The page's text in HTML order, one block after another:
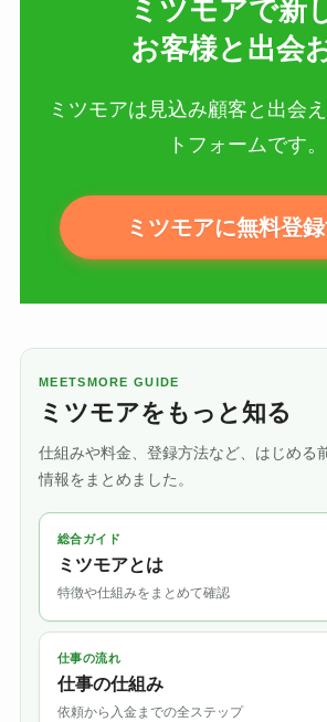
ミツモアで新
お客様と出会
ミツモアは見込み顧客と出会
トフォームです。
ミツモアに無料登
MEETSMORE GUIDE
ミツモアをもっと知る
仕組みや料金、登録方法など、はじめる
情報をまとめました。
総合ガイド
ミツモアとは
特徴や仕組みをまとめて確認
仕事の流れ
仕事の仕組み
依頼から入金までの全ステップ